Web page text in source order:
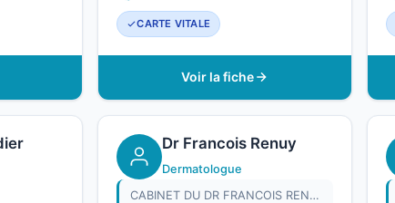
CARTE VITALE
Voir la fiche
Dr Francois Renuy
Dermatologue
CABINET DU DR FRANCOIS RENUY